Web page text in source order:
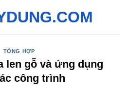
TỔNG HỢP
len gỗ và ứng dụng
công trình